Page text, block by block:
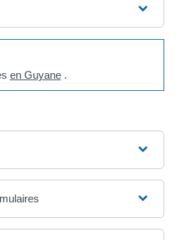
en Guyane.